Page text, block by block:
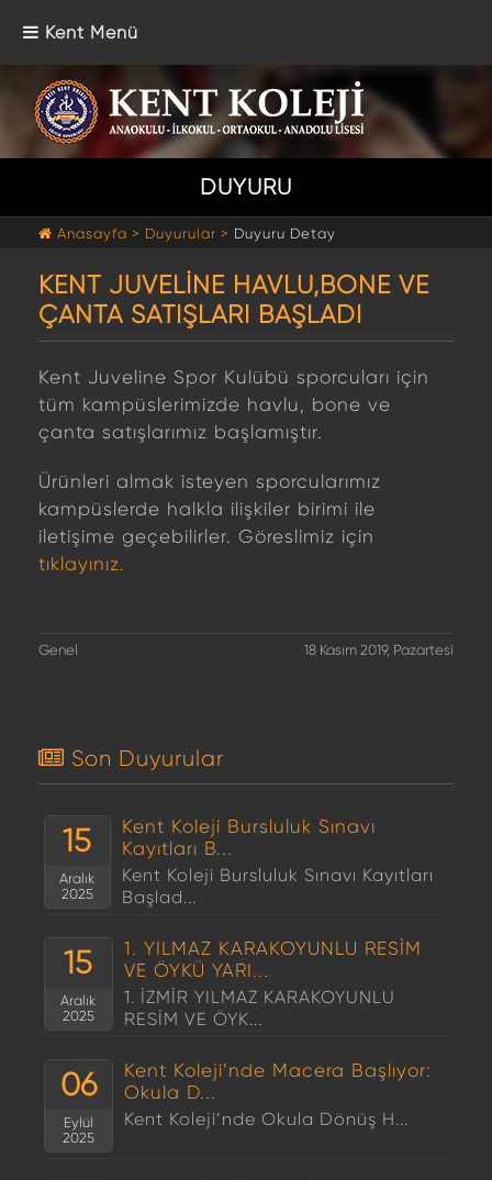
Kent Menü
DUYURU
Anasayfa > Duyurular > Duyuru Detay
KENT JUVELİNE HAVLU,BONE VE
ÇANTA SATIŞLARI BAŞLADI
Kent Juveline Spor Kulübü sporcuları için
tüm kampüslerimizde havlu, bone ve
çanta satışlarımız başlamıştır.
Ürünleri almak isteyen sporcularımız
kampüslerde halkla ilişkiler birimi ile
iletişime geçebilirler. Göreslimiz için
tıklayınız.
Genel 18 Kasım 2019, Pazartesi
Son Duyurular
15
Aralık
2025
Kent Koleji Bursluluk Sınavı
Kayıtları B...
Kent Koleji Bursluluk Sınavı Kayıtları
Başlad...
15
Aralık
2025
1. YILMAZ KARAKOYUNLU RESİM
VE ÖYKÜ YARI...
1. İZMİR YILMAZ KARAKOYUNLU
RESİM VE ÖYK...
06
Eylül
2025
Kent Koleji’nde Macera Başlıyor:
Okula D...
Kent Koleji’nde Okula Dönüş H...